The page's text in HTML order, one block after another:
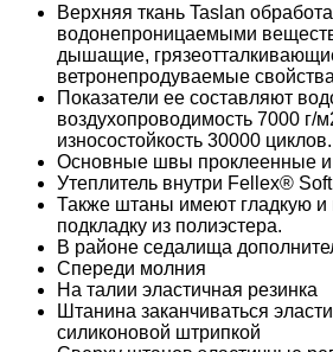
Верхняя ткань Taslan
водонепроницаемыми
дышащие,
ветронепродуваемые
Показатели ее составляют
воздухопроводимость 7000 г/
износостойкость 30000 циклов.
Основные швы проклеенные и
Утеплитель внутри Fellex®
Также штаны имеют гладкую
подкладку из полиэстера.
В районе седалища
Спереди молния
На талии эластичная резинка
Штанина заканчиваться
силиконовой штрипкой